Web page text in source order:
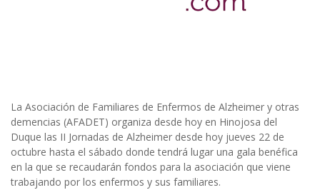
La Asociación de Familiares de Enfermos de Alzheimer y otras
demencias (AFADET) organiza desde hoy en Hinojosa del
Duque las II Jornadas de Alzheimer desde hoy jueves 22 de
octubre hasta el sábado donde tendrá lugar una gala benéfica
en la que se recaudarán fondos para la asociación que viene
trabajando por los enfermos y sus familiares.